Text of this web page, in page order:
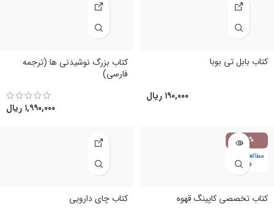
کتاب بابل تی بوبا
۱۹۰,۰۰۰ ریال
کتاب بزرگ نوشیدنی ها (ترجمه
فارسی)
۱,۹۹۰,۰۰۰ ریال
-86%
مطالعه در نوب
وک
کتاب تخصصی کاپینگ قهوه کتاب چای دارویی